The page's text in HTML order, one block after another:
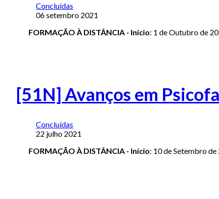
Concluídas
06 setembro 2021
FORMAÇÃO À DISTÂNCIA - Início: 1 de Outubro de
[51N] Avanços em
Concluídas
22 julho 2021
FORMAÇÃO À DISTÂNCIA - Início: 10 de Setembro de